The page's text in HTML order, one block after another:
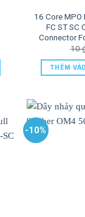
16 Core MPO
FC ST SC
Connector
10
THÊM
-10%